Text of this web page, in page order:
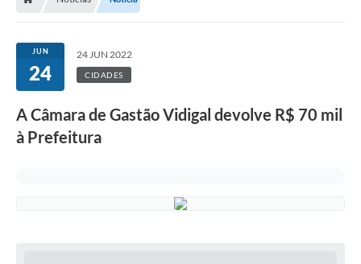
JUN
24
24 JUN 2022
CIDADES
A Câmara de Gastão Vidigal devolve R$ 70 mil
à Prefeitura